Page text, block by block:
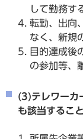
して勤務す
転勤、出向
なく、新規
目的達成後
の参加等、
(3)テレワーカ
も該当すること